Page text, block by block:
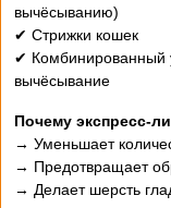
вычёсыванию)
✔ Стрижки кошек
✔ Комбинированный
вычёсывание
Почему экспресс-
→ Уменьшает
→ Предотвращает
→ Делает шерсть